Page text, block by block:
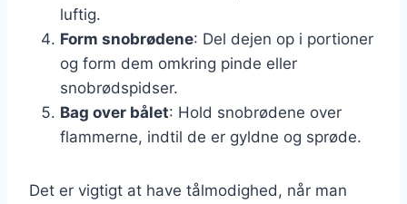
luftig.
Form snobrødene: Del dejen op i portioner
og form dem omkring pinde eller
snobrødspidser.
Bag over bålet: Hold snobrødene over
flammerne, indtil de er gyldne og sprøde.
Det er vigtigt at have tålmodighed, når man